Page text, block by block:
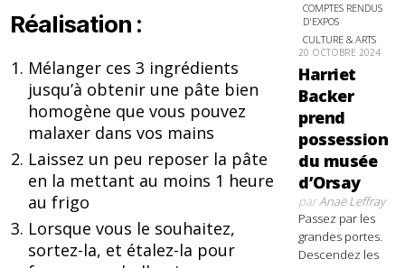
Réalisation :
Mélanger ces 3 ingrédients
jusqu’à obtenir une pâte bien
homogène que vous pouvez
malaxer dans vos mains
Laissez un peu reposer la pâte
en la mettant au moins 1 heure
au frigo
Lorsque vous le souhaitez,
sortez-la, et étalez-la pour
COMPTES RENDUS
D'EXPOS
CULTURE & ARTS
20 OCTOBRE 2024
Harriet
Backer
prend
possession
du musée
d’Orsay
parAnaë Leffray
Passez par les
grandes portes.
Descendez les